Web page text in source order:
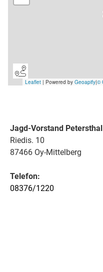
Jagd-Vorstand Petersthal
Riedis. 10
87466 Oy-Mittelberg
Telefon:
08376/1220